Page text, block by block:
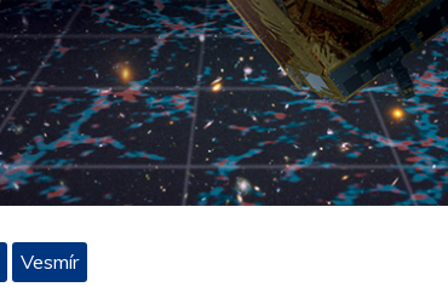
Vesmír